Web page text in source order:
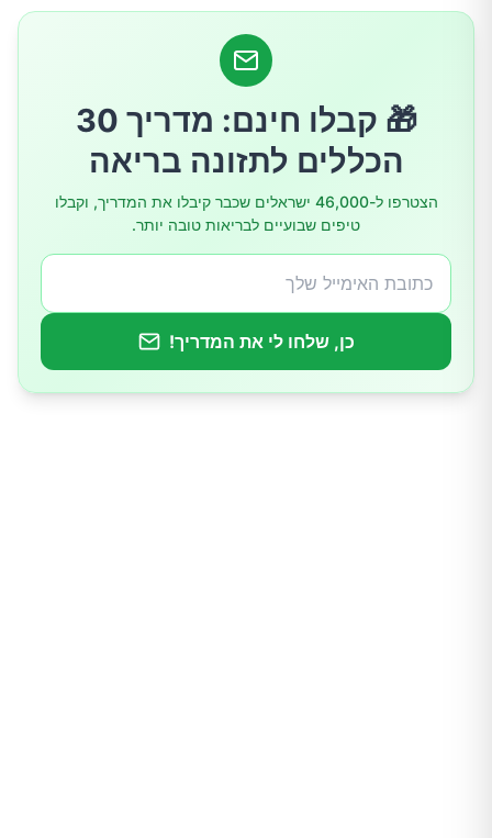
🎁 קבלו חינם: מדריך 30
הכללים לתזונה בריאה
הצטרפו ל-46,000 ישראלים שכבר קיבלו את המדריך, וקבלו
טיפים שבועיים לבריאות טובה יותר.
כן, שלחו לי את המדריך!